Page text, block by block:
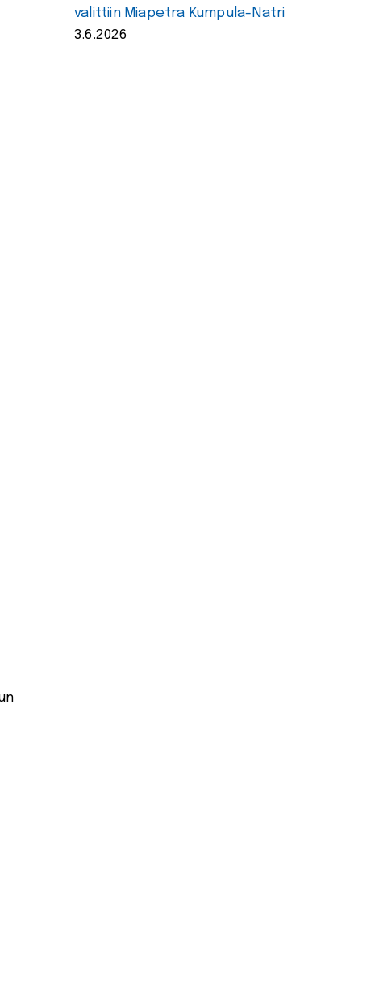
valittiin Miapetra Kumpula-Natri
3.6.2026